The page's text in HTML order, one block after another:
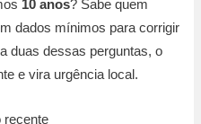
10 anos? Sabe quem
dados mínimos para corrigir
duas dessas perguntas, o
e vira urgência local.
recente